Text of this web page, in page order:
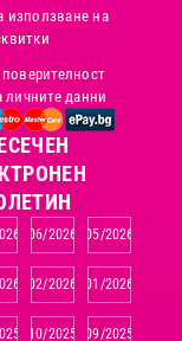
използване на
личните данни
06/2026 05/2026
02/2026 01/2026
10/2025 09/2025